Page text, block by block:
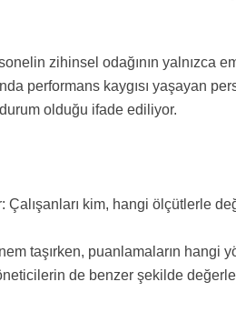
zihinsel odağının yalnızca
performans kaygısı yaşayan
olduğu ifade ediliyor.
kim, hangi ölçütlerle
taşırken, puanlamaların hangi
de benzer şekilde